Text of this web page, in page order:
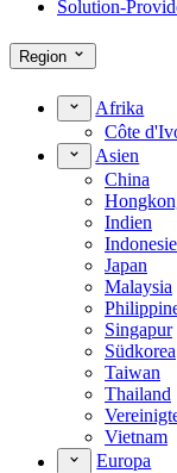
Solution-
Region
Afrika
Côte
Asien
China
Indien
Japan
Malaysia
Singapur
Südkorea
Taiwan
Thailand
Vietnam
Europa